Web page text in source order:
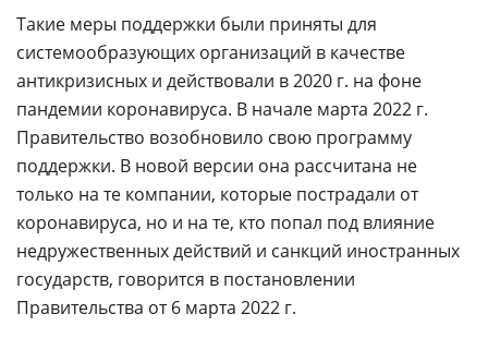
Такие меры поддержки были приняты для
системообразующих организаций в качестве
антикризисных и действовали в 2020 г. на фоне
пандемии коронавируса. В начале марта 2022 г.
Правительство возобновило свою программу
поддержки. В новой версии она рассчитана не
только на те компании, которые пострадали от
коронавируса, но и на те, кто попал под влияние
недружественных действий и санкций иностранных
государств, говорится в постановлении
Правительства от 6 марта 2022 г.